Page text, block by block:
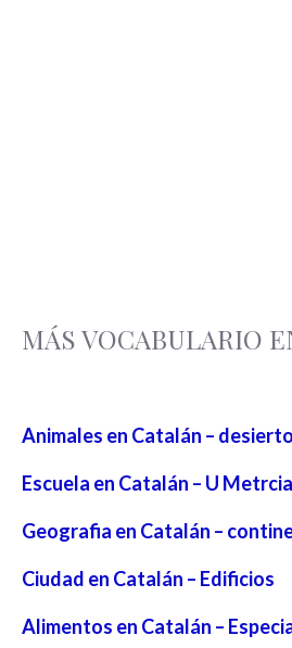
MÁS VOCABULARIO
Animales en Catalán – desierto
Escuela en Catalán – U
Geografia en Catalán –
Ciudad en Catalán – Edificios
Alimentos en Catalán –